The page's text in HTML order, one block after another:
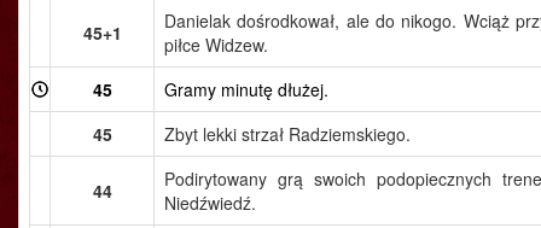
45+1
Danielak dośrodkował, ale do nikogo. Wciąż
piłce Widzew.
45
Gramy minutę dłużej.
45
Zbyt lekki strzał Radziemskiego.
44
Podirytowany grą swoich podopiecznych
Niedźwiedź.